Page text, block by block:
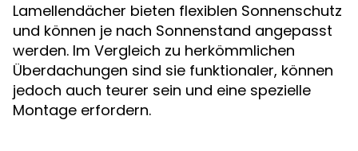
Lamellendächer bieten flexiblen Sonnenschutz
und können je nach Sonnenstand angepasst
werden. Im Vergleich zu herkömmlichen
Überdachungen sind sie funktionaler, können
jedoch auch teurer sein und eine spezielle
Montage erfordern.